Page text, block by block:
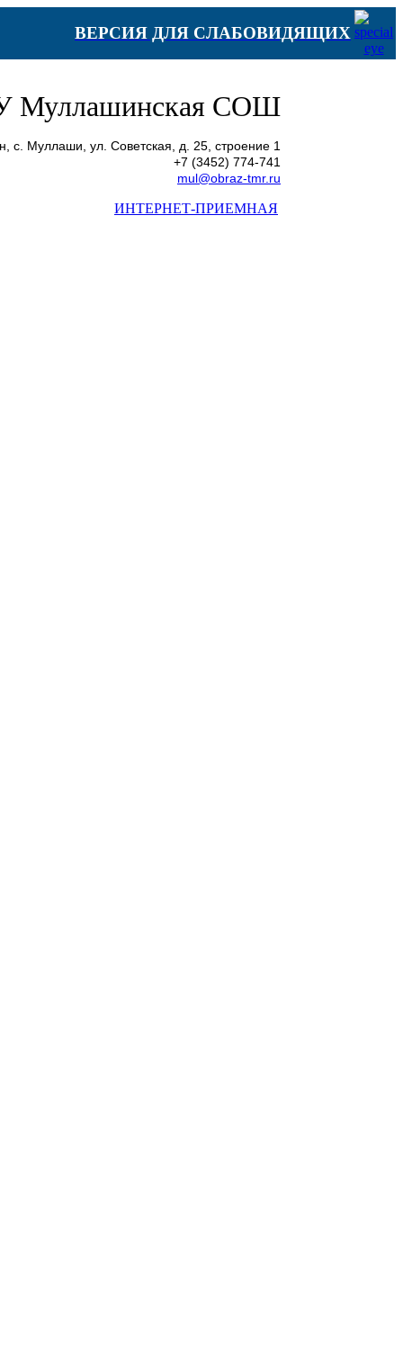
ВЕРСИЯ ДЛЯ СЛАБОВИДЯЩИХ
Муллашинская СОШ
c. Муллаши, ул. Советская, д. 25, строение 1
+7 (3452) 774-741
mul@obraz-tmr.ru
ИНТЕРНЕТ-ПРИЕМНАЯ